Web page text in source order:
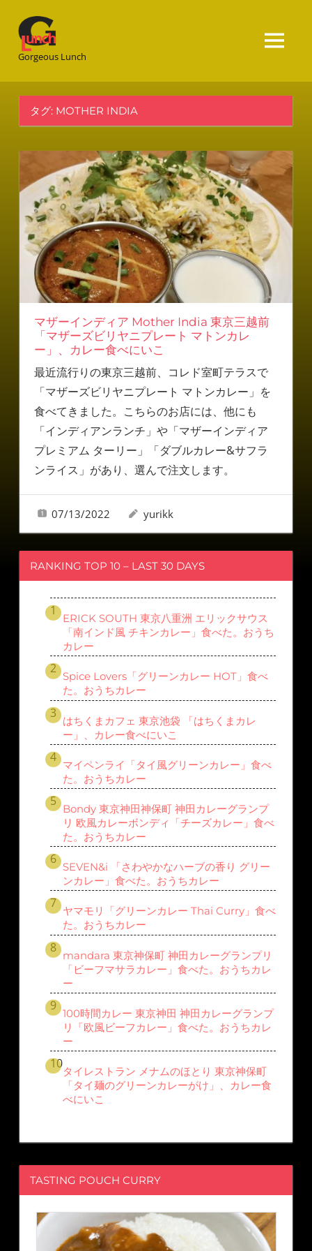
Gorgeous Lunch
タグ: MOTHER INDIA
マザーインディア Mother India 東京三越前
「マザーズビリヤニプレート マトンカレ
ー」、カレー食べにいこ
最近流行りの東京三越前、コレド室町テラスで
「マザーズビリヤニプレート マトンカレー」を
食べてきました。こちらのお店には、他にも
「インディアンランチ」や「マザーインディア
プレミアム ターリー」「ダブルカレー&サフラ
ンライス」があり、選んで注文します。
07/13/2022 yurikk
RANKING TOP 10 – LAST 30 DAYS
ERICK SOUTH 東京八重洲 エリックサウス
「南インド風 チキンカレー」食べた。おうち
カレー
Spice Lovers「グリーンカレー HOT」食べ
た。おうちカレー
はちくまカフェ 東京池袋 「はちくまカレ
ー」、カレー食べにいこ
マイペンライ「タイ風グリーンカレー」食べ
た。おうちカレー
Bondy 東京神田神保町 神田カレーグランプ
リ 欧風カレーボンディ「チーズカレー」食べ
た。おうちカレー
SEVEN&i 「さわやかなハーブの香り グリー
ンカレー」食べた。おうちカレー
ヤマモリ「グリーンカレー Thai Curry」食べ
た。おうちカレー
mandara 東京神保町 神田カレーグランプリ
「ビーフマサラカレー」食べた。おうちカレ
ー
100時間カレー 東京神田 神田カレーグランプ
リ「欧風ビーフカレー」食べた。おうちカレ
ー
タイレストラン メナムのほとり 東京神保町
「タイ麺のグリーンカレーがけ」、カレー食
べにいこ
TASTING POUCH CURRY